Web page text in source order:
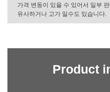
가격 변동이 있을 수 있어서 일부
유사하거나 고가 일수도 있습니다.
Product